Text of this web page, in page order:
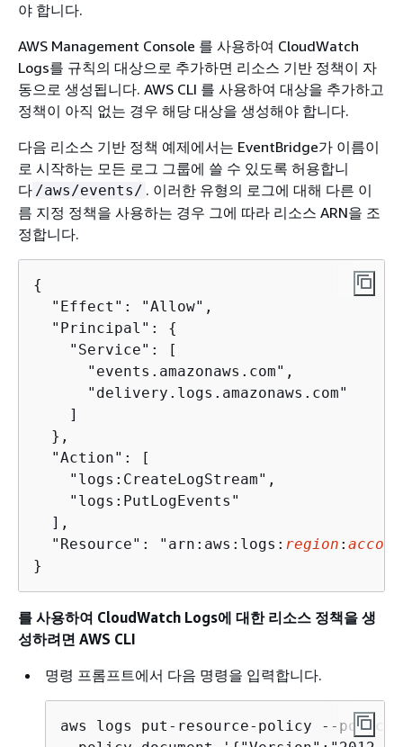
야 합니다.
AWS Management Console 를 사용하여 CloudWatch
Logs를 규칙의 대상으로 추가하면 리소스 기반 정책이 자
동으로 생성됩니다. AWS CLI 를 사용하여 대상을 추가하고
정책이 아직 없는 경우 해당 대상을 생성해야 합니다.
다음 리소스 기반 정책 예제에서는 EventBridge가 이름이
로 시작하는 모든 로그 그룹에 쓸 수 있도록 허용합니
다 /aws/events/ . 이러한 유형의 로그에 대해 다른 이
름 지정 정책을 사용하는 경우 그에 따라 리소스 ARN을 조
정합니다.
{
  "Effect": "Allow",
  "Principal":
{
    "Service": [
      "events.amazonaws.com",
      "delivery.logs.amazonaws.com"
    ]
  },
  "Action": [
    "logs:CreateLogStream",
    "logs:PutLogEvents"
  ],
  "Resource": "arn:aws:logs:
region :
}
를 사용하여 CloudWatch Logs에 대한 리소스 정책을 생
성하려면 AWS CLI
명령 프롬프트에서 다음 명령을 입력합니다.
aws logs put-resource-policy --policy-